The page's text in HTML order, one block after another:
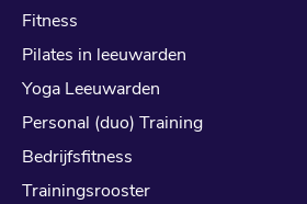
Fitness
Pilates in leeuwarden
Yoga Leeuwarden
Personal (duo) Training
Bedrijfsfitness
Trainingsrooster